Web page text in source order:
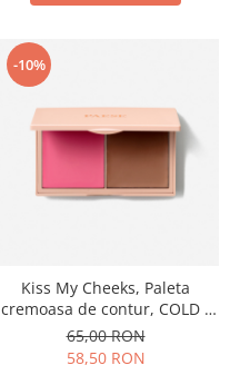
-10%
Kiss My Cheeks, Paleta
cremoasa de contur, COLD -
15 g
65,00 RON
58,50 RON